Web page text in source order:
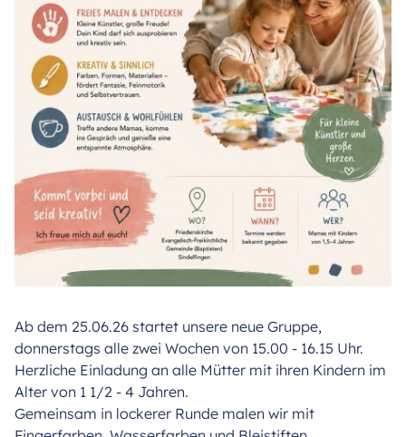
Ab dem 25.06.26 startet unsere neue Gruppe,
donnerstags alle zwei Wochen von 15.00 - 16.15 Uhr.
Herzliche Einladung an alle Mütter mit ihren Kindern im
Alter von 1 1/2 - 4 Jahren.
Gemeinsam in lockerer Runde malen wir mit